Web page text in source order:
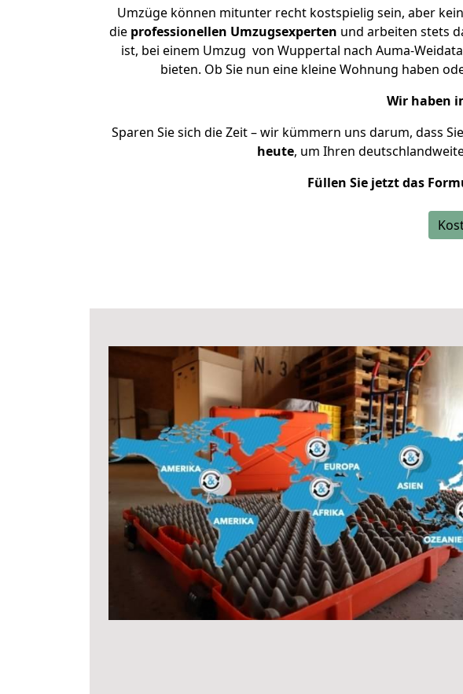
Umzüge können mitunter recht kostspielig sein, aber
die professionellen Umzugsexperten und arbeiten stets
ist, bei einem Umzug von Wuppertal nach Auma-
bieten. Ob Sie nun eine kleine Wohnung haben
Wir haben
Sparen Sie sich die Zeit – wir kümmern uns darum, dass
heute, um Ihren
Füllen Sie jetzt das